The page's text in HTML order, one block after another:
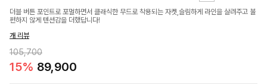
더블 버튼 포인트로 포멀하면서 클래식한 무드로 착용되는 자켓,슬림하게 라인을 살려주고 불
편하지 않게 텐션감을 더했답니다!
개 리뷰
105,700
15% 89,900